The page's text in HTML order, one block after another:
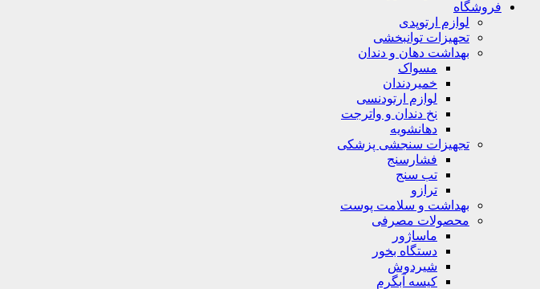
فروشگاه
لوازم ارتوپدی
تحهیزات توانبخشی
بهداشت دهان و دندان
مسواک
خمیردندان
لوازم ارتودنسی
نخ دندان و واترجت
دهانشویه
تجهیزات سنجشی پزشکی
فشارسنج
تب سنج
ترازو
بهداشت و سلامت پوست
محصولات مصرفی
ماساژور
دستگاه بخور
شیردوش
کیسه آبگرم